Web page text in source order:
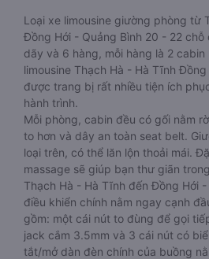
Loại xe limousine giường phòng từ
Đồng Hới - Quảng Bình 20 - 22
dãy và 6 hàng, mỗi hàng là 2
limousine Thạch Hà - Hà Tĩnh
được trang bị rất nhiều tiện ích
hành trình.
Mỗi phòng, cabin đều có gối nằm
to hơn và dây an toàn seat belt.
loại trên, có thể lăn lộn thoải mái.
massage sẽ giúp bạn thư giãn
Thạch Hà - Hà Tĩnh đến Đồng Hới
điều khiển chính nằm ngay cạnh
gồm: một cái nút to đùng để gọi
jack cắm 3.5mm và 3 cái nút có
tắt/mở dàn đèn chính của buồng